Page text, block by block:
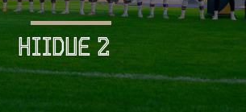
HIIDUE 2